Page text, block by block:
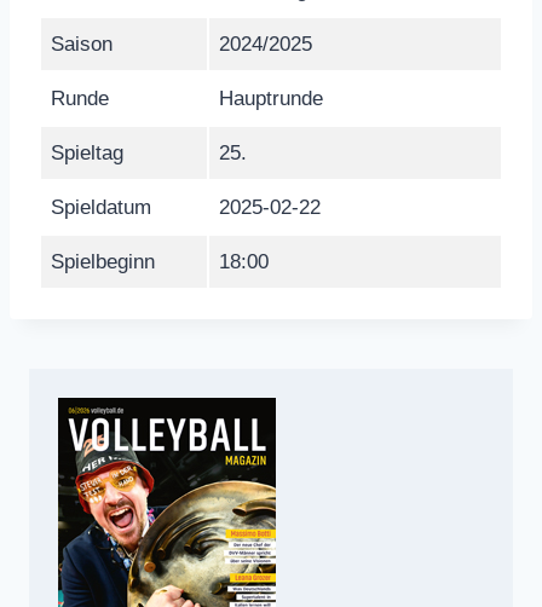
Saison 2024/2025
Runde Hauptrunde
Spieltag 25.
Spieldatum 2025-02-22
Spielbeginn 18:00